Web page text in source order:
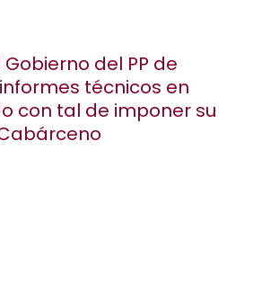
del PP de
técnicos en
con tal de imponer su